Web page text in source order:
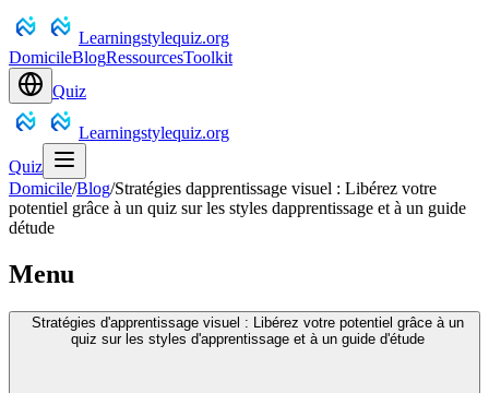
Learningstylequiz.org
DomicileBlogRessourcesToolkit
Quiz
Learningstylequiz.org
Quiz
Domicile/Blog/Stratégies dapprentissage visuel : Libérez votre
potentiel grâce à un quiz sur les styles dapprentissage et à un guide
détude
Menu
Stratégies d'apprentissage visuel : Libérez votre potentiel grâce à un
quiz sur les styles d'apprentissage et à un guide d'étude